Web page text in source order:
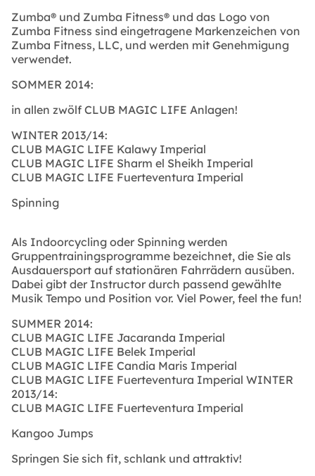
Zumba® und Zumba Fitness® und das Logo von
Zumba Fitness sind eingetragene Markenzeichen von
Zumba Fitness, LLC, und werden mit Genehmigung
verwendet.
SOMMER 2014:
in allen zwölf CLUB MAGIC LIFE Anlagen!
WINTER 2013/14:
CLUB MAGIC LIFE Kalawy Imperial
CLUB MAGIC LIFE Sharm el Sheikh Imperial
CLUB MAGIC LIFE Fuerteventura Imperial
Spinning
Als Indoorcycling oder Spinning werden
Gruppentrainingsprogramme bezeichnet, die Sie als
Ausdauersport auf stationären Fahrrädern ausüben.
Dabei gibt der Instructor durch passend gewählte
Musik Tempo und Position vor. Viel Power, feel the fun!
SUMMER 2014:
CLUB MAGIC LIFE Jacaranda Imperial
CLUB MAGIC LIFE Belek Imperial
CLUB MAGIC LIFE Candia Maris Imperial
CLUB MAGIC LIFE Fuerteventura Imperial WINTER
2013/14:
CLUB MAGIC LIFE Fuerteventura Imperial
Kangoo Jumps
Springen Sie sich fit, schlank und attraktiv!